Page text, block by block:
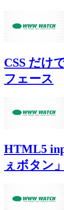
CSS だけ
フェース
HTML5
ぇボタン」